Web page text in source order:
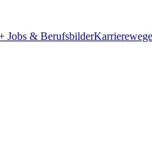
Jobs & Berufsbilder